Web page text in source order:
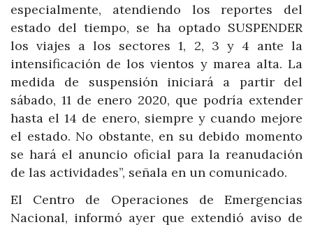
especialmente, atendiendo los reportes del
estado del tiempo, se ha optado SUSPENDER
los viajes a los sectores 1, 2, 3 y 4 ante la
intensificación de los vientos y marea alta. La
medida de suspensión iniciará a partir del
sábado, 11 de enero 2020, que podría extender
hasta el 14 de enero, siempre y cuando mejore
el estado. No obstante, en su debido momento
se hará el anuncio oficial para la reanudación
de las actividades”, señala en un comunicado.
El Centro de Operaciones de Emergencias
Nacional, informó ayer que extendió aviso de